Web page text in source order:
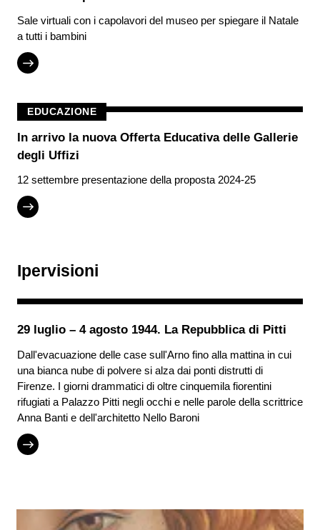
Sale virtuali con i capolavori del museo per spiegare il Natale
a tutti i bambini
EDUCAZIONE
In arrivo la nuova Offerta Educativa delle Gallerie
degli Uffizi
12 settembre presentazione della proposta 2024-25
Ipervisioni
29 luglio – 4 agosto 1944. La Repubblica di Pitti
Dall'evacuazione delle case sull'Arno fino alla mattina in cui
una bianca nube di polvere si alza dai ponti distrutti di
Firenze. I giorni drammatici di oltre cinquemila fiorentini
rifugiati a Palazzo Pitti negli occhi e nelle parole della scrittrice
Anna Banti e dell'architetto Nello Baroni